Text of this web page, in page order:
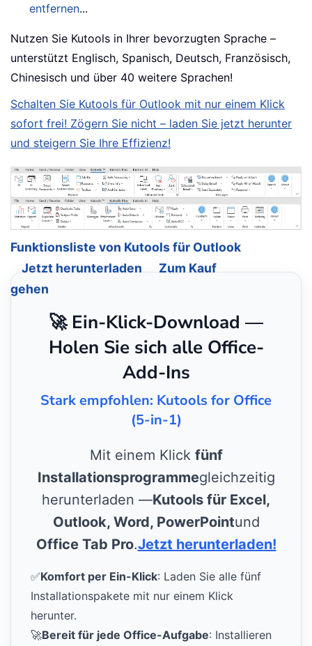
entfernen...
Nutzen Sie Kutools in Ihrer bevorzugten Sprache –
unterstützt Englisch, Spanisch, Deutsch, Französisch,
Chinesisch und über 40 weitere Sprachen!
Schalten Sie Kutools für Outlook mit nur einem Klick
sofort frei! Zögern Sie nicht – laden Sie jetzt herunter
und steigern Sie Ihre Effizienz!
Funktionsliste von Kutools für Outlook
Jetzt herunterladen
Zum Kauf
gehen
🚀 Ein-Klick-Download —
Holen Sie sich alle Office-
Add-Ins
Stark empfohlen: Kutools for Office
(5-in-1)
Mit einem Klick fünf
Installationsprogrammegleichzeitig
herunterladen —Kutools für Excel,
Outlook, Word, PowerPointund
Office Tab Pro.Jetzt herunterladen!
✅Komfort per Ein-Klick: Laden Sie alle fünf
Installationspakete mit nur einem Klick
herunter.
🚀Bereit für jede Office-Aufgabe: Installieren